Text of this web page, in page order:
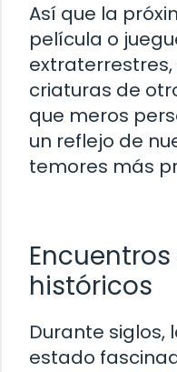
Así que la
película o
criaturas de
que meros
un reflejo de
temores más
históricos
Durante siglos,
estado